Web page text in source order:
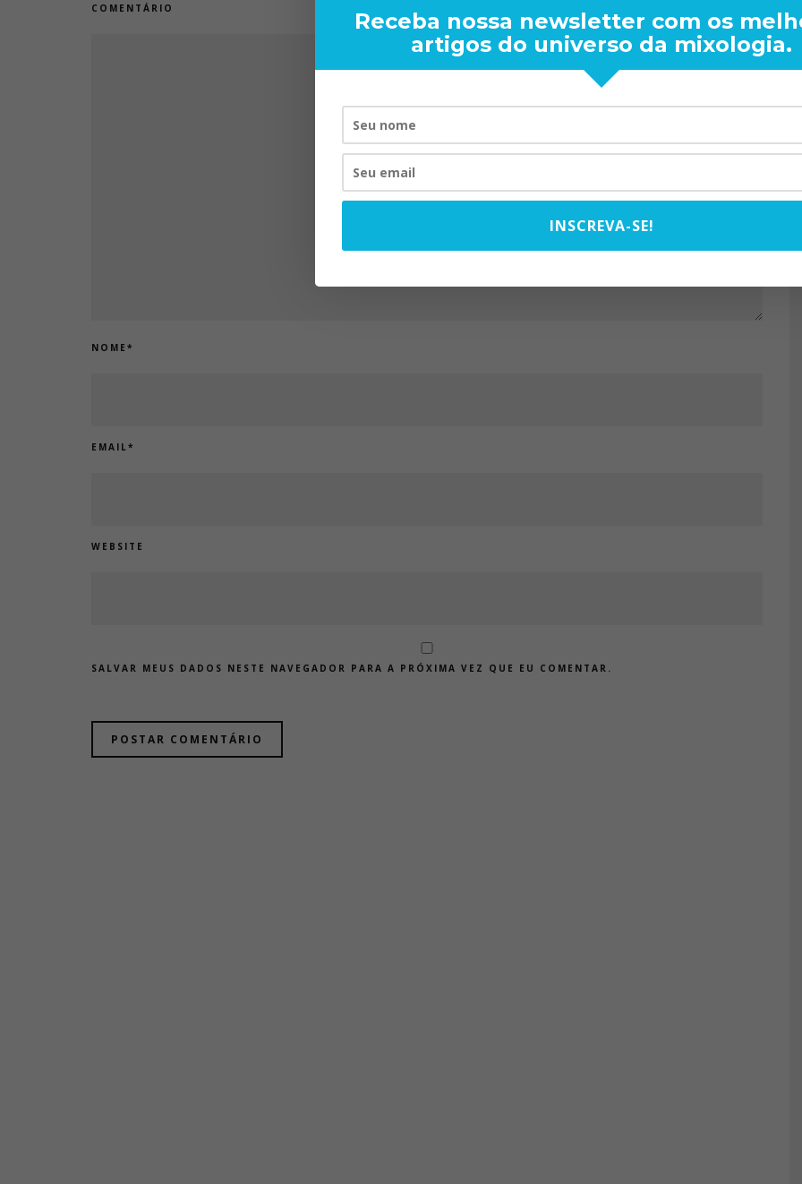
COMENTÁRIO
NOME *
EMAIL *
WEBSITE
SALVAR MEUS DADOS NESTE NAVEGADOR PARA A PRÓXIMA VEZ QUE EU COMENTAR.
RAND BARTENDER: DE
VISTA PARA O MUNDO
Receba nossa newsletter com os
artigos do universo da mixologia.
INSCREVA-SE!